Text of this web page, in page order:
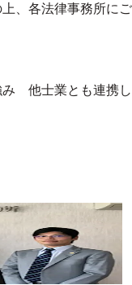
、各法律事務所にご
み 他士業とも連携し